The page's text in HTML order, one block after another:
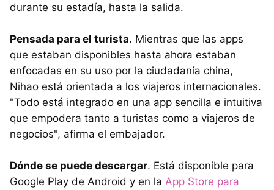
durante su estadía, hasta la salida.
Pensada para el turista. Mientras que las apps
que estaban disponibles hasta ahora estaban
enfocadas en su uso por la ciudadanía china,
Nihao está orientada a los viajeros internacionales.
"Todo está integrado en una app sencilla e intuitiva
que empodera tanto a turistas como a viajeros de
negocios", afirma el embajador.
Dónde se puede descargar. Está disponible para
Google Play de Android y en la App Store para